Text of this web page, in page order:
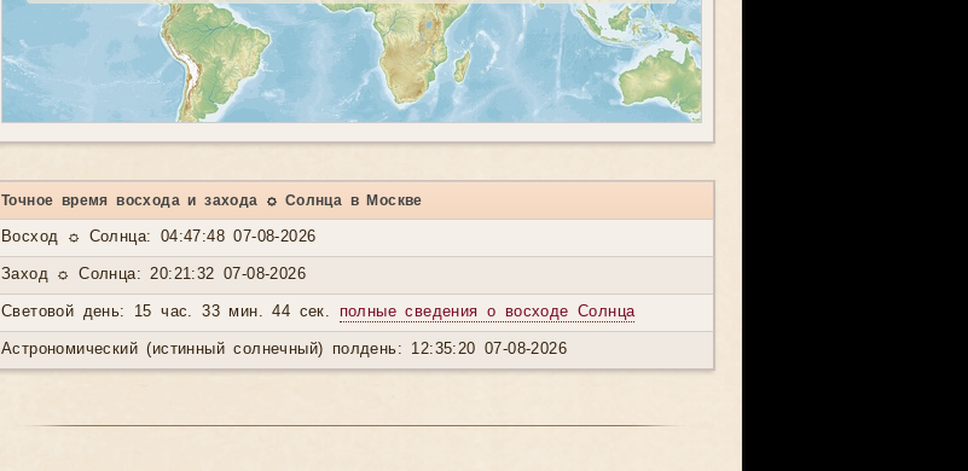
Точное время восхода и захода ☼ Солнца в Москве
Восход ☼ Солнца: 04:47:48 07-08-2026
Заход ☼ Солнца: 20:21:32 07-08-2026
Световой день: 15 час. 33 мин. 44 сек. полные сведения о восходе Солнца
Астрономический (истинный солнечный) полдень: 12:35:20 07-08-2026